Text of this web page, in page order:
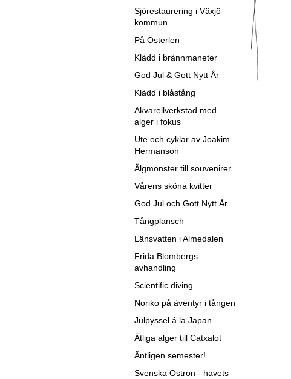
Sjörestaurering i Växjö
kommun
På Österlen
Klädd i brännmaneter
God Jul & Gott Nytt År
Klädd i blåstång
Akvarellverkstad med
alger i fokus
Ute och cyklar av Joakim
Hermanson
Älgmönster till souvenirer
Vårens sköna kvitter
God Jul och Gott Nytt År
Tångplansch
Länsvatten i Almedalen
Frida Blombergs
avhandling
Scientific diving
Noriko på äventyr i tången
Julpyssel á la Japan
Ätliga alger till Catxalot
Äntligen semester!
Svenska Ostron - havets